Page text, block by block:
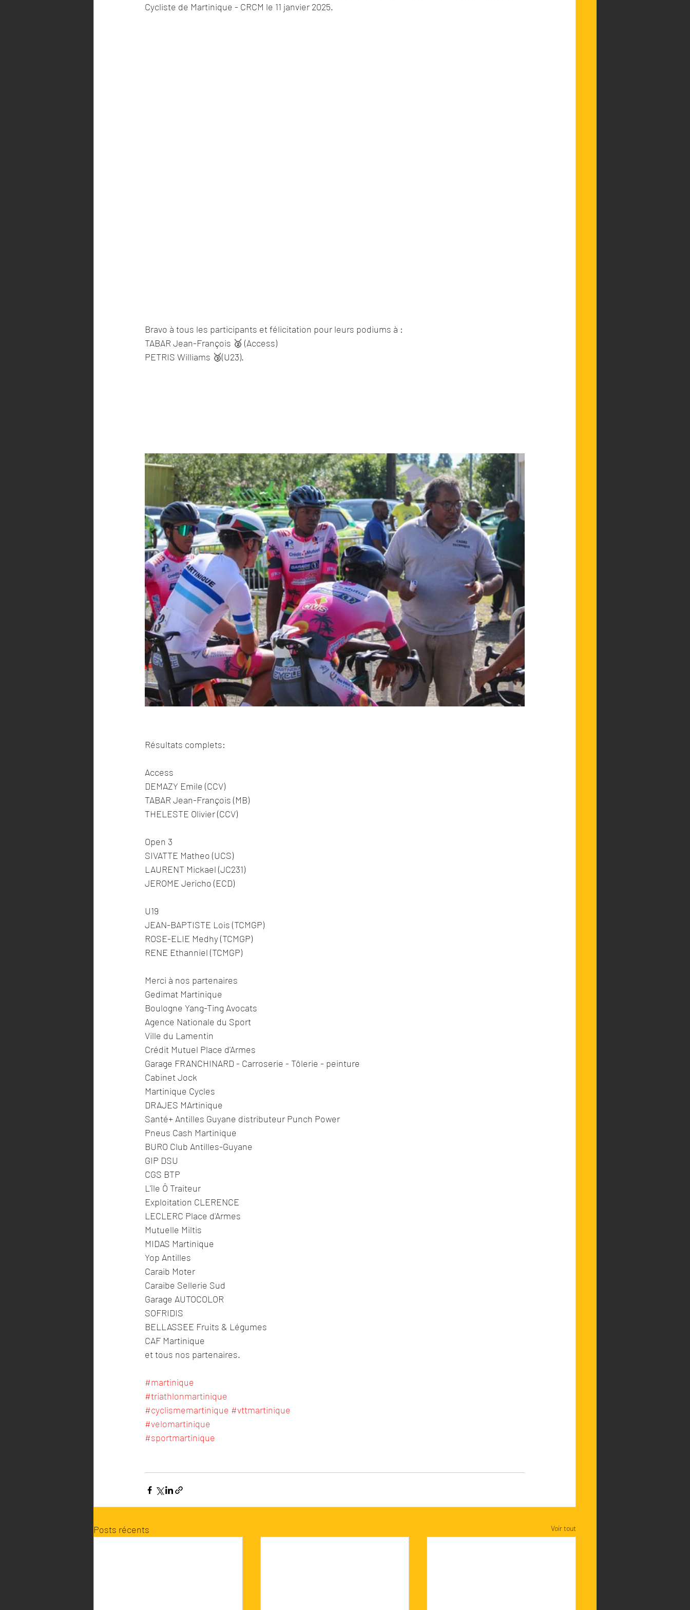
Cycliste de Martinique - CRCM le 11 janvier 2025.
Bravo à tous les participants et félicitation pour leurs podiums à :
TABAR Jean-François 🥈 (Access)
PETRIS Williams 🥉(U23).
Résultats complets:
Access
DEMAZY Emile (CCV)
TABAR Jean-François (MB)
THELESTE Olivier (CCV)
Open 3
SIVATTE Matheo (UCS)
LAURENT Mickael (JC231)
JEROME Jericho (ECD)
U19
JEAN-BAPTISTE Lois (TCMGP)
ROSE-ELIE Medhy (TCMGP)
RENE Ethanniel (TCMGP)
Merci à nos partenaires
Gedimat Martinique
Boulogne Yang-Ting Avocats
Agence Nationale du Sport
Ville du Lamentin
Crédit Mutuel Place d'Armes
Garage FRANCHINARD - Carroserie - Tôlerie - peinture
Cabinet Jock
Martinique Cycles
DRAJES MArtinique
Santé+ Antilles Guyane distributeur Punch Power
Pneus Cash Martinique
BURO Club Antilles-Guyane
GIP DSU
CGS BTP
L'île Ô Traiteur
Exploitation CLERENCE
LECLERC Place d'Armes
Mutuelle Miltis
MIDAS Martinique
Yop Antilles
Caraib Moter
Caraibe Sellerie Sud
Garage AUTOCOLOR
SOFRIDIS
BELLASSEE Fruits & Légumes
CAF Martinique
et tous nos partenaires.
#martinique
#triathlonmartinique
#cyclismemartinique #vttmartinique
#velomartinique
#sportmartinique
Posts récents Voir tout